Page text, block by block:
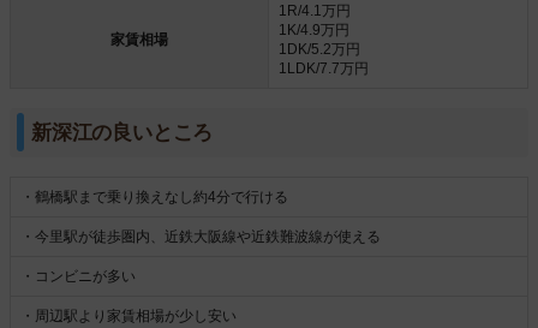
家賃相場
1R/4.1万円
1K/4.9万円
1DK/5.2万円
1LDK/7.7万円
新深江の良いところ
・鶴橋駅まで乗り換えなし約4分で行ける
・今里駅が徒歩圏内、近鉄大阪線や近鉄難波線が使える
・コンビニが多い
・周辺駅より家賃相場が少し安い